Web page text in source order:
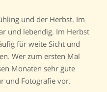
und der Herbst. Im
und lebendig. Im Herbst
für weite Sicht und
Wer zum ersten Mal
Monaten sehr gute
und Fotografie vor.